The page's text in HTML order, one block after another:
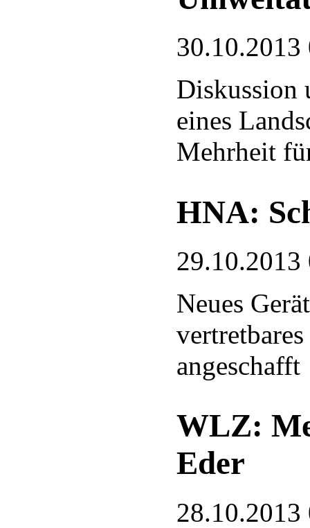
30.10.2013
Diskussion
eines
Mehrheit
HNA:
29.10.2013
Neues
angeschafft
WLZ:
Eder
28.10.2013